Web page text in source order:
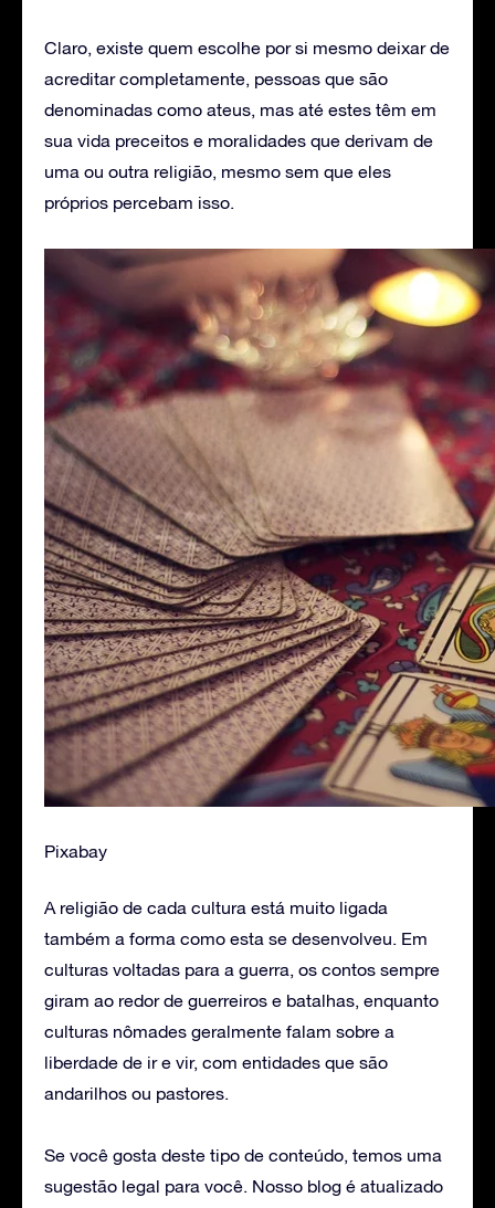
Claro, existe quem escolhe por si mesmo deixar de
acreditar completamente, pessoas que são
denominadas como ateus, mas até estes têm em
sua vida preceitos e moralidades que derivam de
uma ou outra religião, mesmo sem que eles
próprios percebam isso.
Pixabay
A religião de cada cultura está muito ligada
também a forma como esta se desenvolveu. Em
culturas voltadas para a guerra, os contos sempre
giram ao redor de guerreiros e batalhas, enquanto
culturas nômades geralmente falam sobre a
liberdade de ir e vir, com entidades que são
andarilhos ou pastores.
Se você gosta deste tipo de conteúdo, temos uma
sugestão legal para você. Nosso blog é atualizado